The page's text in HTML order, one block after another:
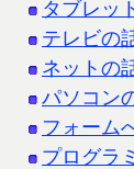
タブレッ
テレビの
ネットの
パソコン
フォーム
プログラ